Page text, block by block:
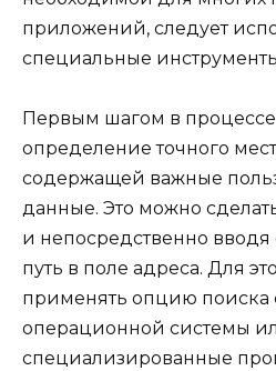
приложений, следует
специальные
Первым шагом в процессе
определение точного
содержащей важные
данные. Это можно
и непосредственно вводя
путь в поле адреса. Для
применять опцию поиска
операционной системы
специализированные